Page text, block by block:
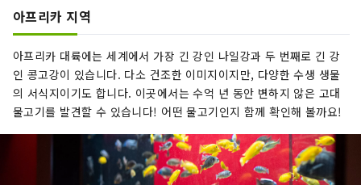
아프리카 지역
아프리카 대륙에는 세계에서 가장 긴 강인 나일강과 두 번째로 긴 강
인 콩고강이 있습니다. 다소 건조한 이미지이지만, 다양한 수생 생물
의 서식지이기도 합니다. 이곳에서는 수억 년 동안 변하지 않은 고대
물고기를 발견할 수 있습니다! 어떤 물고기인지 함께 확인해 볼까요!